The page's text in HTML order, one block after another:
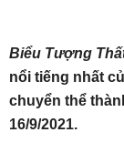
Biểu Tượng
nổi tiếng nhất
chuyển thể
16/9/2021.